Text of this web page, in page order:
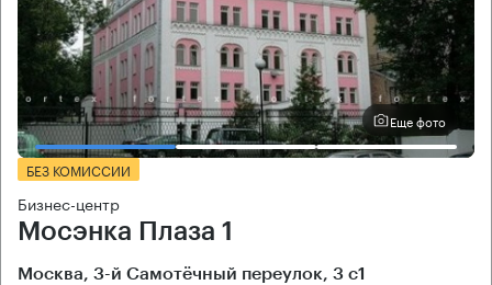
Еще фото
БЕЗ КОМИССИИ
Бизнес-центр
Мосэнка Плаза 1
Москва, 3-й Самотёчный переулок, 3 с1